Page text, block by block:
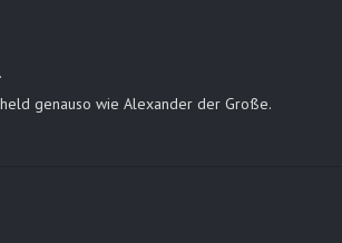
genauso wie Alexander der Große.